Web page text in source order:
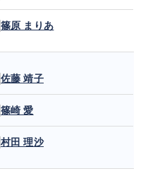
篠原 まりあ
佐藤 靖子
篠崎 愛
村田 理沙